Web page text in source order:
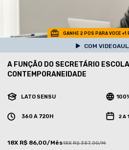
GANHE 2 POS PARA VOCE +1
COM
A FUNÇÃO DO SECRETÁRIO
CONTEMPORANEIDADE
LATO SENSU
360 A 720H 2 A
18X R$ 86,00/Mês18X R$ 387,00/Mês